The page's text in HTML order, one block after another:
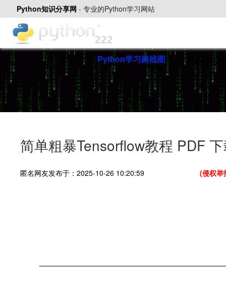
Python知识分享网 - 专业的Python学习网站
首页 Python学习路线图
简单粗暴Tensorflow教程 PDF
匿名网友发布于：2025-10-26 10:20:59 (侵权举